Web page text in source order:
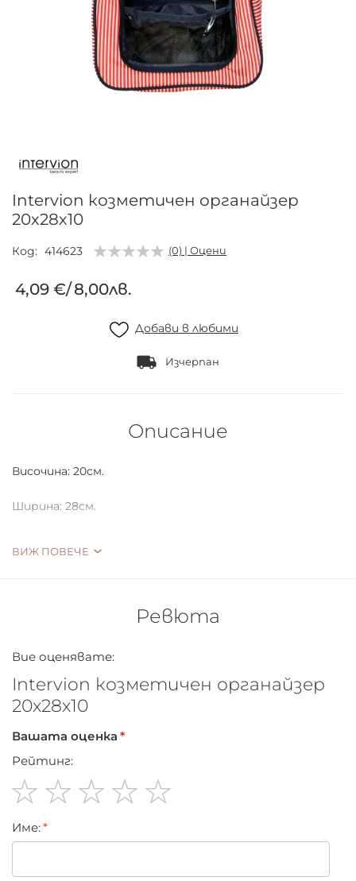
на
със
снимки
Intervion козметичен органайзер
20х28х10
Код 414623 (0) | Оцени
4,09 €/8,00лв.
Добави в любими
Изчерпан
Описание
Височина: 20см.
Ширина: 28см.
ВИЖ ПОВЕЧЕ
Ревюта
Вие оценявате:
Intervion козметичен органайзер
20х28х10
Вашата оценка
Рейтинг:
star
stars
stars
stars
stars
Име: